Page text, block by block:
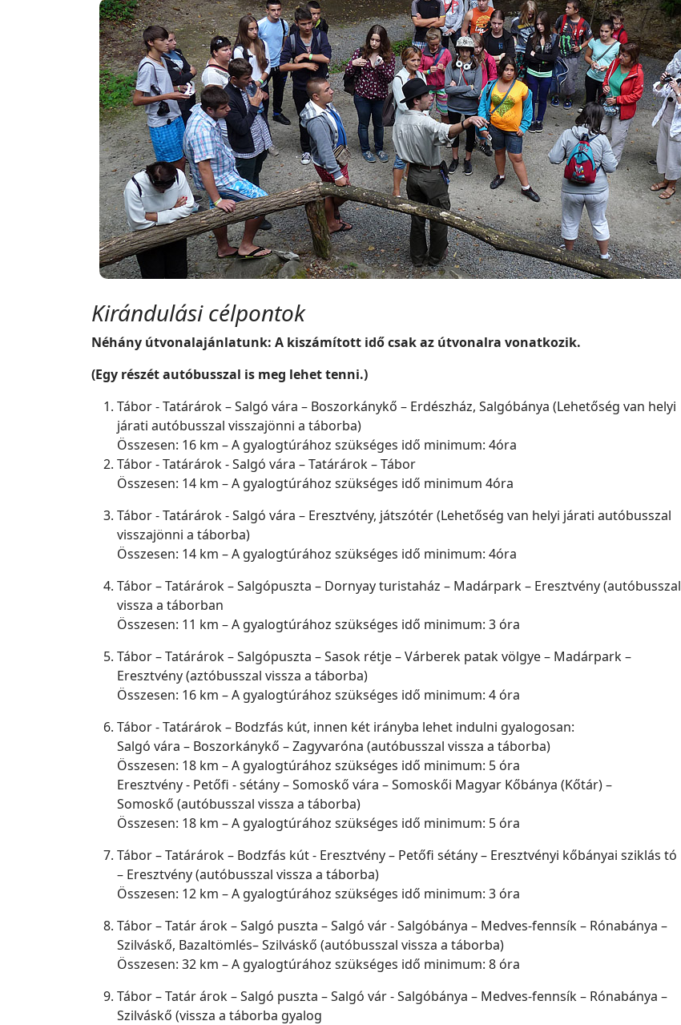
Kirándulási célpontok
Néhány útvonalajánlatunk: A kiszámított idő csak az útvonalra vonatkozik.
(Egy részét autóbusszal is meg lehet tenni.)
Tábor - Tatárárok – Salgó vára – Boszorkánykő – Erdészház, Salgóbánya (Lehetőség van helyi
járati autóbusszal visszajönni a táborba)
Összesen: 16 km – A gyalogtúrához szükséges idő minimum: 4óra
Tábor - Tatárárok - Salgó vára – Tatárárok – Tábor
Összesen: 14 km – A gyalogtúrához szükséges idő minimum 4óra
Tábor - Tatárárok - Salgó vára – Eresztvény, játszótér (Lehetőség van helyi járati autóbusszal
visszajönni a táborba)
Összesen: 14 km – A gyalogtúrához szükséges idő minimum: 4óra
Tábor – Tatárárok – Salgópuszta – Dornyay turistaház – Madárpark – Eresztvény (autóbusszal
vissza a táborban
Összesen: 11 km – A gyalogtúrához szükséges idő minimum: 3 óra
Tábor – Tatárárok – Salgópuszta – Sasok rétje – Várberek patak völgye – Madárpark –
Eresztvény (aztóbusszal vissza a táborba)
Összesen: 16 km – A gyalogtúrához szükséges idő minimum: 4 óra
Tábor - Tatárárok – Bodzfás kút, innen két irányba lehet indulni gyalogosan:
Salgó vára – Boszorkánykő – Zagyvaróna (autóbusszal vissza a táborba)
Összesen: 18 km – A gyalogtúrához szükséges idő minimum: 5 óra
Eresztvény - Petőfi - sétány – Somoskő vára – Somoskői Magyar Kőbánya (Kőtár) –
Somoskő (autóbusszal vissza a táborba)
Összesen: 18 km – A gyalogtúrához szükséges idő minimum: 5 óra
Tábor – Tatárárok – Bodzfás kút - Eresztvény – Petőfi sétány – Eresztvényi kőbányai sziklás tó
– Eresztvény (autóbusszal vissza a táborba)
Összesen: 12 km – A gyalogtúrához szükséges idő minimum: 3 óra
Tábor – Tatár árok – Salgó puszta – Salgó vár - Salgóbánya – Medves-fennsík – Rónabánya –
Szilváskő, Bazaltömlés– Szilváskő (autóbusszal vissza a táborba)
Összesen: 32 km – A gyalogtúrához szükséges idő minimum: 8 óra
Tábor – Tatár árok – Salgó puszta – Salgó vár - Salgóbánya – Medves-fennsík – Rónabánya –
Szilváskő (vissza a táborba gyalog